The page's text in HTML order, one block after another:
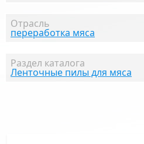
Отрасль
переработка мяса
Раздел каталога
Ленточные пилы для мяса